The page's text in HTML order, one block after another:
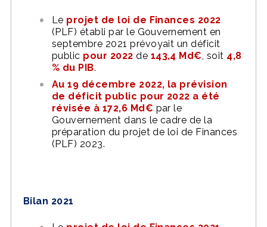
Le projet de loi de Finances 2022
(PLF) établi par le Gouvernement en
septembre 2021 prévoyait un déficit
public pour 2022 de 143,4 Md€, soit 4,8
% du PIB.
Au 19 décembre 2022, la prévision
de déficit public pour 2022 a été
révisée à 172,6 Md€ par le
Gouvernement dans le cadre de la
préparation du projet de loi de Finances
(PLF) 2023.
Bilan 2021